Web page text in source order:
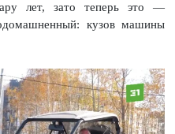
лет, зато теперь это —
кузов машины